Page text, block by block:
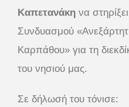
Καπετανάκη να
Συνδυασμού
Καρπάθου» για τη
του νησιού μας.
Σε δήλωσή του τόνισε: